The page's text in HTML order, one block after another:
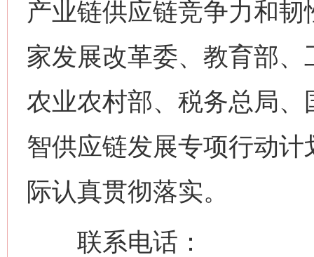
产业链供应链竞争力和
家发展改革委、教育部
农业农村部、税务总局
智供应链发展专项行动
际认真贯彻落实。
联系电话：